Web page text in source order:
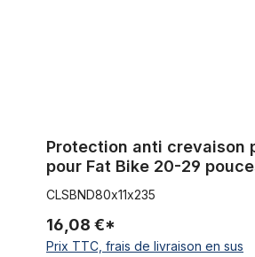
Protection anti crevaison
pour Fat Bike 20-29
CLSBND80x11x235
16,08 €*
Prix TTC, frais de livraison en sus